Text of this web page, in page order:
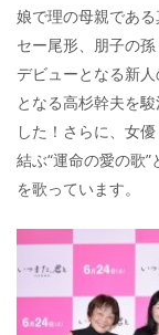
娘で理の母親であ
セー尾形、朋子の
デビューとなる新
となる高杉幹夫を
した！さらに、女
結ぶ“運命の愛の歌
を歌っています。